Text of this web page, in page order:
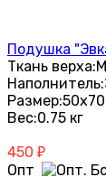
Подушка
Ткань верха:
Наполнитель:
Размер:50х70
Вес:0.75 кг
450 ₽
Опт